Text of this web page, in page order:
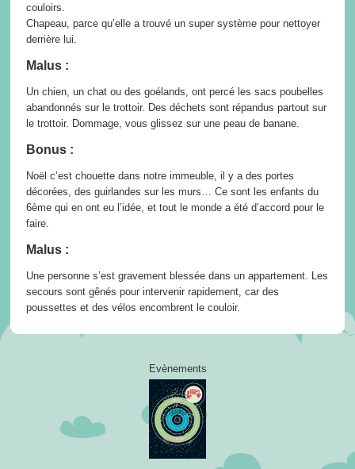
couloirs.
Chapeau, parce qu’elle a trouvé un super système pour nettoyer
derrière lui.
Malus :
Un chien, un chat ou des goélands, ont percé les sacs poubelles
abandonnés sur le trottoir. Des déchets sont répandus partout sur
le trottoir. Dommage, vous glissez sur une peau de banane.
Bonus :
Noël c’est chouette dans notre immeuble, il y a des portes
décorées, des guirlandes sur les murs… Ce sont les enfants du
6ème qui en ont eu l’idée, et tout le monde a été d’accord pour le
faire.
Malus :
Une personne s’est gravement blessée dans un appartement. Les
secours sont gênés pour intervenir rapidement, car des
poussettes et des vélos encombrent le couloir.
Evènements